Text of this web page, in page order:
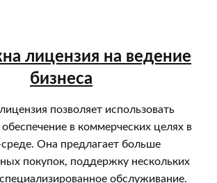
лицензия на ведение
бизнеса
позволяет использовать
в коммерческих целях в
среде. Она предлагает больше
покупок, поддержку нескольких
обслуживание.